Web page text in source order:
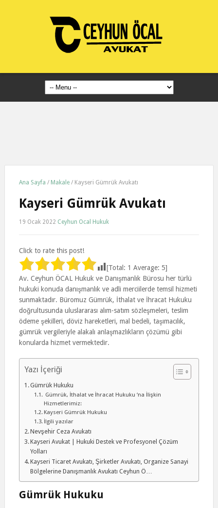
Ana Sayfa / Makale / Kayseri Gümrük Avukatı
Kayseri Gümrük Avukatı
19 Ocak 2022 Ceyhun Ocal Hukuk
Click to rate this post!
[Total: 1 Average: 5]
Av. Ceyhun ÖCAL Hukuk ve Danışmanlık Bürosu her türlü
hukuki konuda danışmanlık ve adli merciilerde temsil hizmeti
sunmaktadır. Büromuz Gümrük, İthalat ve İhracat Hukuku
doğrultusunda uluslararası alım-satım sözleşmeleri, teslim
ödeme şekilleri, döviz hareketleri, mal bedeli, taşımacılık,
gümrük vergileriyle alakalı anlaşmazlıkların çözümü gibi
konularda hizmet vermektedir.
Yazı İçeriği
Gümrük Hukuku
Gümrük, İthalat ve İhracat Hukuku ‘na İlişkin
Hizmetlerimiz:
Kayseri Gümrük Hukuku
İlgili yazılar
Nevşehir Ceza Avukatı
Kayseri Avukat | Hukuki Destek ve Profesyonel Çözüm
Yolları
Kayseri Ticaret Avukatı, Şirketler Avukatı, Organize Sanayi
Bölgelerine Danışmanlık Avukatı Ceyhun Ö…
Gümrük Hukuku